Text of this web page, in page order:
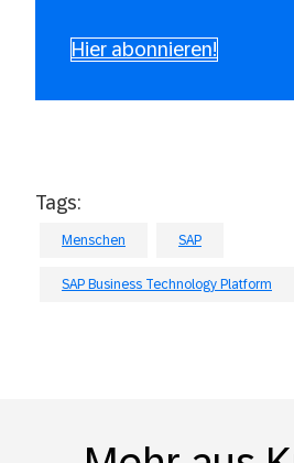
Hier abonnieren!
Tags:
Menschen SAP
SAP Business Technology Platform